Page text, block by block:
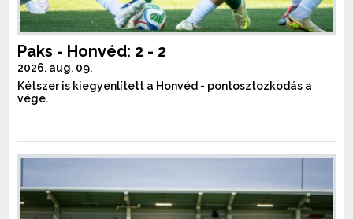
Paks - Honvéd: 2 - 2
2026. aug. 09.
Kétszer is kiegyenlített a Honvéd - pontosztozkodás a
vége.